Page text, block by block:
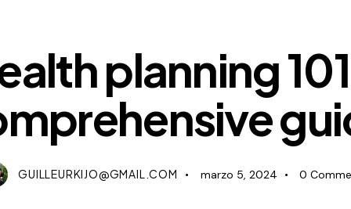
planning
GUILLEURKIJO@GMAIL.COM marzo 5, 2024 0